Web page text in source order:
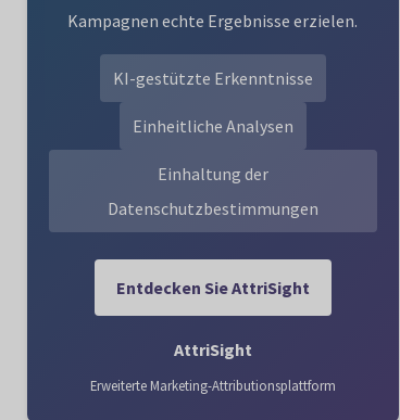
Kampagnen echte Ergebnisse erzielen.
KI-gestützte Erkenntnisse
Einheitliche Analysen
Einhaltung der
Datenschutzbestimmungen
Entdecken Sie AttriSight
AttriSight
Erweiterte Marketing-Attributionsplattform